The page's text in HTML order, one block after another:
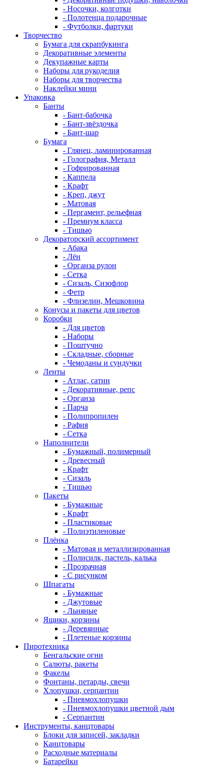
- Носочки, колготки
- Полотенца подарочные
- Футболки, фартуки
Творчество
Бумага для скрапбукинга
Декоративные элементы
Декупажные карты
Наборы для рукоделия
Наборы для творчества
Наклейки мини
Упаковка
Банты
- Бант-бабочка
- Бант-звёздочка
- Бант-шар
Бумага
- Глянец, ламинированная
- Голография, Металл
- Гофрированная
- Каппела
- Крафт
- Креп, джут
- Матовая
- Пергамент, рельефная
- Премиум класса
- Тишью
Декораторский ассортимент
- Абака
- Лён
- Органза рулон
- Сетка
- Сизаль, Сизофлор
- Фетр
- Флизелин, Мешковина
Конусы и пакеты для цветов
Коробки
- Для цветов
- Наборы
- Поштучно
- Складные, сборные
- Чемоданы и сундучки
Ленты
- Атлас, сатин
- Декоративные, репс
- Органза
- Парча
- Полипропилен
- Рафия
- Сетка
Наполнители
- Бумажный, полимерный
- Древесный
- Крафт
- Сизаль
- Тишью
Пакеты
- Бумажные
- Крафт
- Пластиковые
- Полиэтиленовые
Плёнка
- Матовая и металлизированная
- Полисилк, пастель, калька
- Прозрачная
- С рисунком
Шпагаты
- Бумажные
- Джутовые
- Льняные
Ящики, корзины
- Деревянные
- Плетеные корзины
Пиротехника
Бенгальские огни
Салюты, ракеты
Факелы
Фонтаны, петарды, свечи
Хлопушки, серпантин
- Пневмохлопушки
- Пневмохлопушки цветной дым
- Серпантин
Инструменты, канцтовары
Блоки для записей, закладки
Канцтовары
Расходные материалы
Батарейки